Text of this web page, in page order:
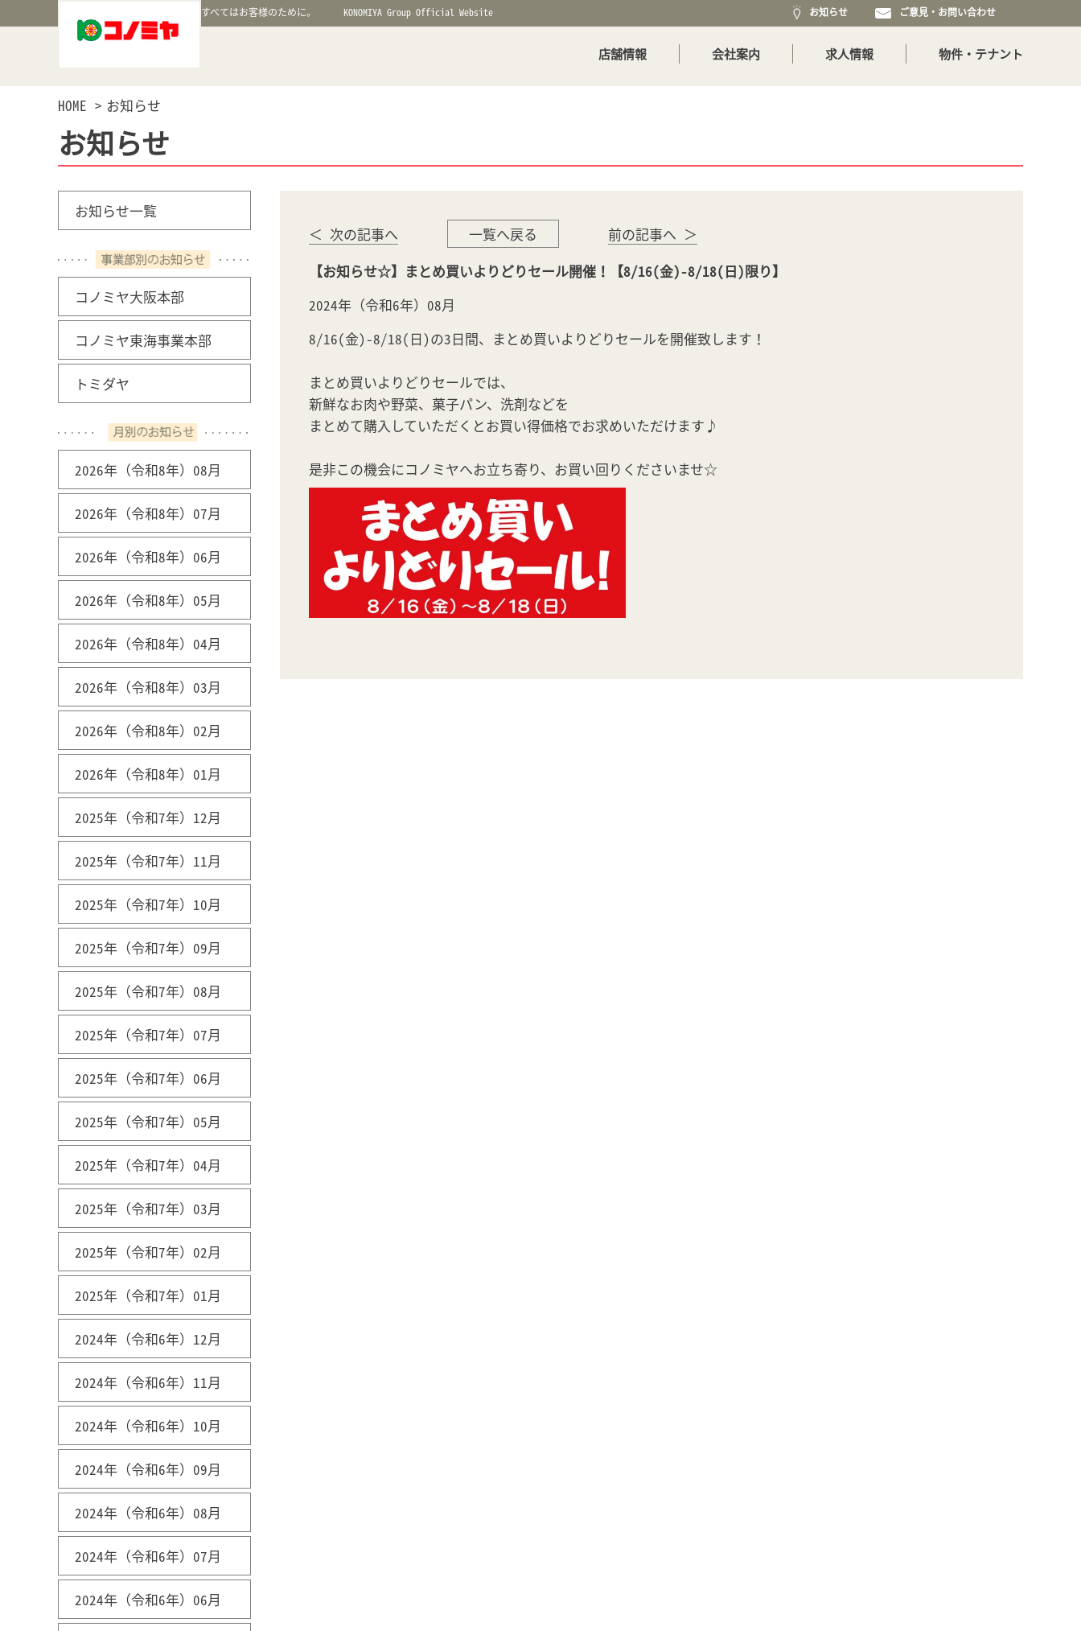
すべてはお客様のために。 KONOMIYA Group Official Website お知らせ ご意見・お問い合わせ
店舗情報 会社案内 求人情報 物件・テナント
HOME お知らせ
お知らせ
お知らせ一覧
コノミヤ大阪本部
コノミヤ東海事業本部
トミダヤ
2026年（令和8年）08月
2026年（令和8年）07月
2026年（令和8年）06月
2026年（令和8年）05月
2026年（令和8年）04月
2026年（令和8年）03月
2026年（令和8年）02月
2026年（令和8年）01月
2025年（令和7年）12月
2025年（令和7年）11月
2025年（令和7年）10月
2025年（令和7年）09月
2025年（令和7年）08月
2025年（令和7年）07月
2025年（令和7年）06月
2025年（令和7年）05月
2025年（令和7年）04月
2025年（令和7年）03月
2025年（令和7年）02月
2025年（令和7年）01月
2024年（令和6年）12月
2024年（令和6年）11月
2024年（令和6年）10月
2024年（令和6年）09月
2024年（令和6年）08月
2024年（令和6年）07月
2024年（令和6年）06月
＜ 次の記事へ 一覧へ戻る
前の記事へ ＞
【お知らせ☆】まとめ買いよりどりセール開催！【8/16(金)-8/18(日)限り】
2024年（令和6年）08月
8/16(金)-8/18(日)の3日間、まとめ買いよりどりセールを開催致します！
まとめ買いよりどりセールでは、
新鮮なお肉や野菜、菓子パン、洗剤などを
まとめて購入していただくとお買い得価格でお求めいただけます♪
是非この機会にコノミヤへお立ち寄り、お買い回りくださいませ☆